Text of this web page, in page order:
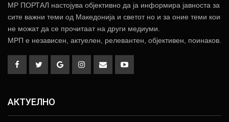
МР ПОРТАЛ настојува објективно да ја информира јавноста за
сите важни теми од Македонија и светот но и за оние теми кои
не можат да се прочитаат на други медиуми.
МРП е независен, актуелен, релевантен, објективен, поинаков.
АКТУЕЛНО